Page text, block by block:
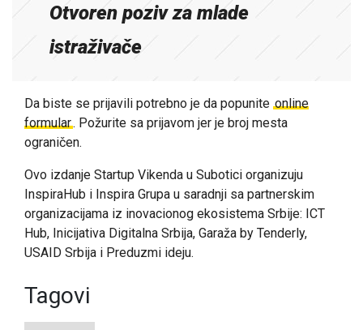
Otvoren poziv za mlade
istraživače
Da biste se prijavili potrebno je da popunite online
formular. Požurite sa prijavom jer je broj mesta
ograničen.
Ovo izdanje Startup Vikenda u Subotici organizuju
InspiraHub i Inspira Grupa u saradnji sa partnerskim
organizacijama iz inovacionog ekosistema Srbije: ICT
Hub, Inicijativa Digitalna Srbija, Garaža by Tenderly,
USAID Srbija i Preduzmi ideju.
Tagovi